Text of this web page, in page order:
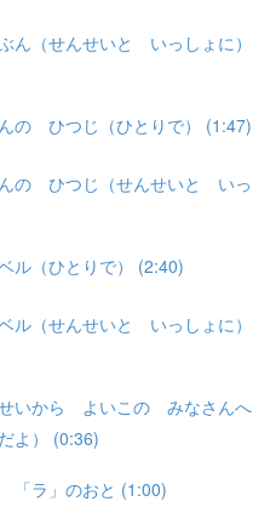
ん（せんせいと いっしょに）
の ひつじ（ひとりで） (1:47)
んの ひつじ（せんせいと いっ
ル（ひとりで） (2:40)
ル（せんせいと いっしょに）
せいから よいこの みなさんへ
よ） (0:36)
「ラ」のおと (1:00)